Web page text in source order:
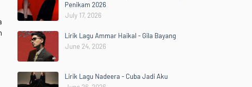
Penikam 2026
July 17, 2026
Lirik Lagu Ammar Haikal - Gila Bayang
June 24, 2026
Lirik Lagu Nadeera - Cuba Jadi Aku